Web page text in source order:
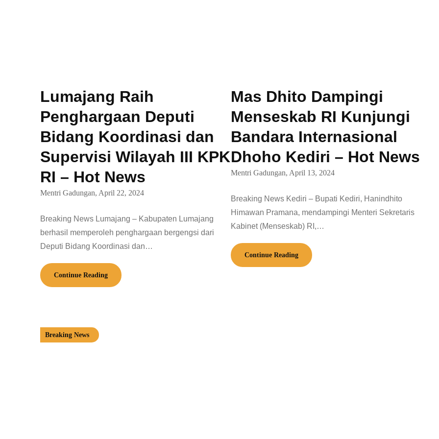
Lumajang Raih
Penghargaan Deputi
Bidang Koordinasi dan
Supervisi Wilayah III KPK
RI – Hot News
Mentri Gadungan, April 22, 2024
Breaking News Lumajang – Kabupaten Lumajang
berhasil memperoleh penghargaan bergengsi dari
Deputi Bidang Koordinasi dan…
Continue Reading
Mas Dhito Dampingi
Menseskab RI Kunjungi
Bandara Internasional
Dhoho Kediri – Hot News
Mentri Gadungan, April 13, 2024
Breaking News Kediri – Bupati Kediri, Hanindhito
Himawan Pramana, mendampingi Menteri Sekretaris
Kabinet (Menseskab) RI,…
Continue Reading
Breaking News